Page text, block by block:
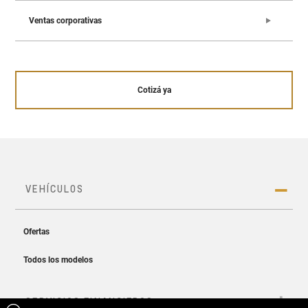
Asientos para que viajes más cómodo
Ventas corporativas
Cotizá ya